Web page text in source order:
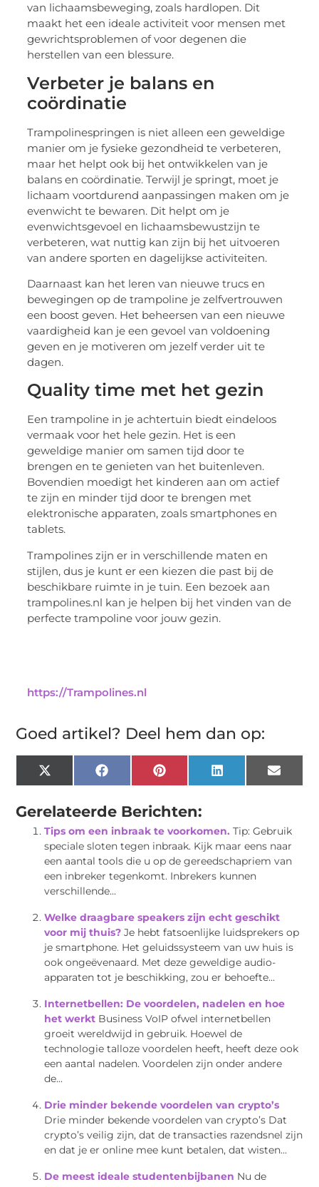
van lichaamsbeweging, zoals hardlopen. Dit
maakt het een ideale activiteit voor mensen met
gewrichtsproblemen of voor degenen die
herstellen van een blessure.
Verbeter je balans en
coördinatie
Trampolinespringen is niet alleen een geweldige
manier om je fysieke gezondheid te verbeteren,
maar het helpt ook bij het ontwikkelen van je
balans en coördinatie. Terwijl je springt, moet je
lichaam voortdurend aanpassingen maken om je
evenwicht te bewaren. Dit helpt om je
evenwichtsgevoel en lichaamsbewustzijn te
verbeteren, wat nuttig kan zijn bij het uitvoeren
van andere sporten en dagelijkse activiteiten.
Daarnaast kan het leren van nieuwe trucs en
bewegingen op de trampoline je zelfvertrouwen
een boost geven. Het beheersen van een nieuwe
vaardigheid kan je een gevoel van voldoening
geven en je motiveren om jezelf verder uit te
dagen.
Quality time met het gezin
Een trampoline in je achtertuin biedt eindeloos
vermaak voor het hele gezin. Het is een
geweldige manier om samen tijd door te
brengen en te genieten van het buitenleven.
Bovendien moedigt het kinderen aan om actief
te zijn en minder tijd door te brengen met
elektronische apparaten, zoals smartphones en
tablets.
Trampolines zijn er in verschillende maten en
stijlen, dus je kunt er een kiezen die past bij de
beschikbare ruimte in je tuin. Een bezoek aan
trampolines.nl kan je helpen bij het vinden van de
perfecte trampoline voor jouw gezin.
https://Trampolines.nl
Goed artikel? Deel hem dan op:
X
(Twitter)
FacebookPinterestLinkedInEmail
Gerelateerde Berichten:
Tips om een inbraak te voorkomen. Tip: Gebruik
speciale sloten tegen inbraak. Kijk maar eens naar
een aantal tools die u op de gereedschapriem van
een inbreker tegenkomt. Inbrekers kunnen
verschillende...
Welke draagbare speakers zijn echt geschikt
voor mij thuis? Je hebt fatsoenlijke luidsprekers op
je smartphone. Het geluidssysteem van uw huis is
ook ongeëvenaard. Met deze geweldige audio-
apparaten tot je beschikking, zou er behoefte...
Internetbellen: De voordelen, nadelen en hoe
het werkt Business VoIP ofwel internetbellen
groeit wereldwijd in gebruik. Hoewel de
technologie talloze voordelen heeft, heeft deze ook
een aantal nadelen. Voordelen zijn onder andere
de...
Drie minder bekende voordelen van crypto’s
Drie minder bekende voordelen van crypto’s Dat
crypto’s veilig zijn, dat de transacties razendsnel zijn
en dat je er online mee kunt betalen, dat wisten...
De meest ideale studentenbijbanen Nu de